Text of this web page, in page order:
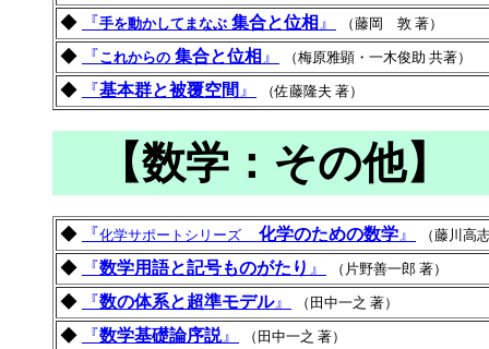
◆ 『手を動かしてまなぶ 集合と位相 』 （藤岡 敦 著）
◆ 『これからの 集合と位相 』 （梅原雅顕・一木俊助 共著）
◆ 『基本群と被覆空間 』 （佐藤隆夫 著）
【数学：その他】
◆ 『化学サポートシリーズ 化学のための数学 』 （藤川高
◆ 『数学用語と記号ものがたり 』 （片野善一郎 著）
◆ 『数の体系と超準モデル』 （田中一之 著）
◆ 『数学基礎論序説』 （田中一之 著）